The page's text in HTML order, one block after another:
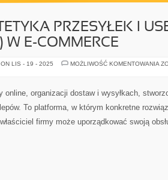
PRZESYŁEK I
W E-COMMERCE
LIS - 19 - 2025 MOŻLIWOŚĆ KOMENTOWANIA
E-
online, organizacji dostaw i wysyłkach,
To platforma, w którym konkretne
firmy może uporządkować swoją